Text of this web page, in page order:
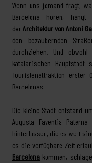
Wenn uns jemand fragt,
Barcelona hören,
derArchitektur von Antoni
den bezaubernden
durchziehen. Und
katalanischen
Touristenattraktion erster
Barcelonas.
Die kleine Stadt entstand
Augusta Faventia
hinterlassen, die es wert
es die verfügbare Zeit
Barcelona kommen,